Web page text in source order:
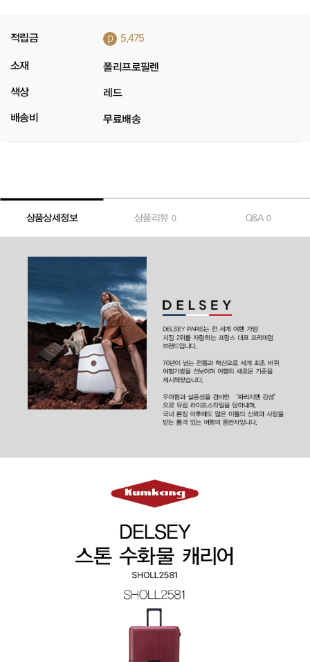
적립금 p 5,475
소재 폴리프로필렌
색상 레드
배송비 무료배송
상품상세정보 상품리뷰 0 Q&A0